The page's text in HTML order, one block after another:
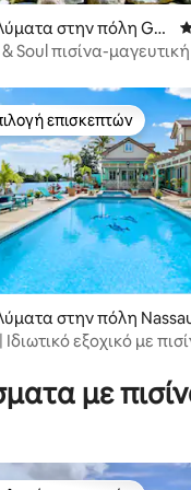
στα 5, 36 κριτικές
στην πόλη Go
Harbour
Soul πισίνα-
στα 5, 48 κριτικές
επιλογή επισκεπτών
επισκεπτών
στην πόλη
Ιδιωτικό εξοχικό με
με